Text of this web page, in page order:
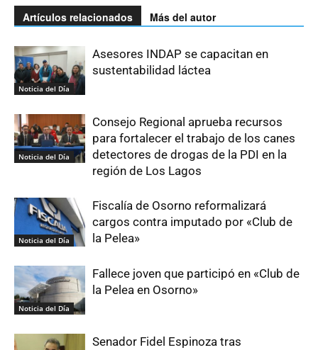
Artículos relacionados Más del autor
Noticia del Día
Asesores INDAP se capacitan en
sustentabilidad láctea
Noticia del Día
Consejo Regional aprueba recursos
para fortalecer el trabajo de los canes
detectores de drogas de la PDI en la
región de Los Lagos
Noticia del Día
Fiscalía de Osorno reformalizará
cargos contra imputado por «Club de
la Pelea»
Noticia del Día
Fallece joven que participó en «Club de
la Pelea en Osorno»
Senador Fidel Espinoza tras